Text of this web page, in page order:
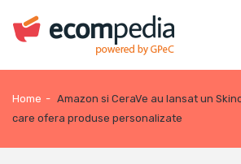
Home - Amazon si CeraVe au lansat un
care ofera produse personalizate